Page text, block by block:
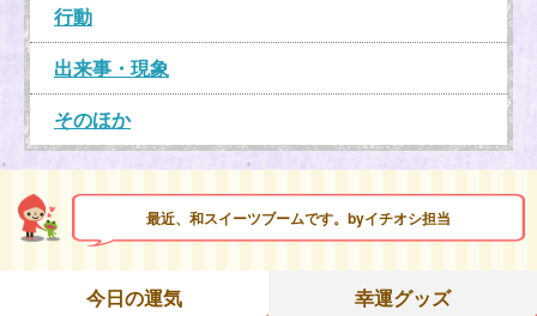
行動
出来事・現象
そのほか
最近、和スイーツブームです。byイチオシ担当
今日の運気 幸運グッズ